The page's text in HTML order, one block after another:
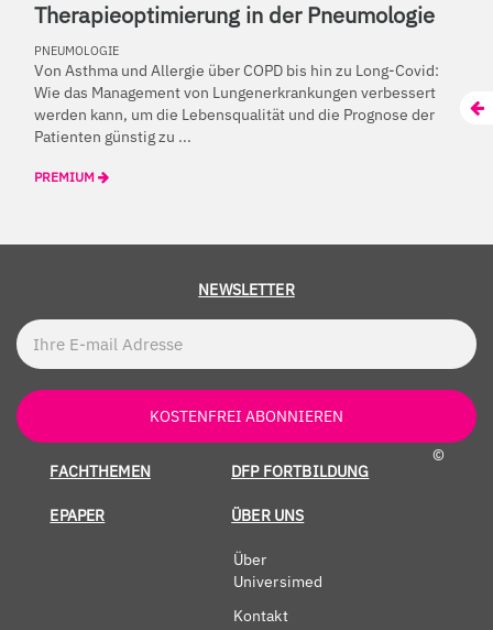
Therapieoptimierung in der Pneumologie
PNEUMOLOGIE
Von Asthma und Allergie über COPD bis hin zu Long-Covid:
Wie das Management von Lungenerkrankungen verbessert
werden kann, um die Lebensqualität und die Prognose der
Patienten günstig zu ...
PREMIUM
NEWSLETTER
KOSTENFREI ABONNIEREN
FACHTHEMEN DFP FORTBILDUNG
EPAPER ÜBER UNS
Über
Universimed
Kontakt
©